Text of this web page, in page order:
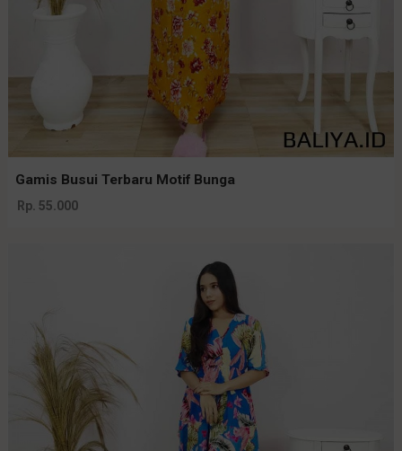
Gamis Busui Terbaru Motif Bunga
Rp. 55.000